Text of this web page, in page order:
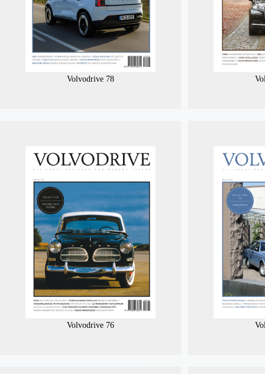
Volvodrive 78
Volvodrive 76